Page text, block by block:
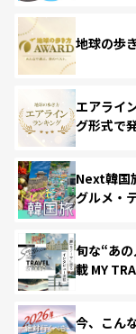
地球の歩
エアライ
グ形式で
Next韓国
グルメ・
旬な“あ
載 MY
今、こん